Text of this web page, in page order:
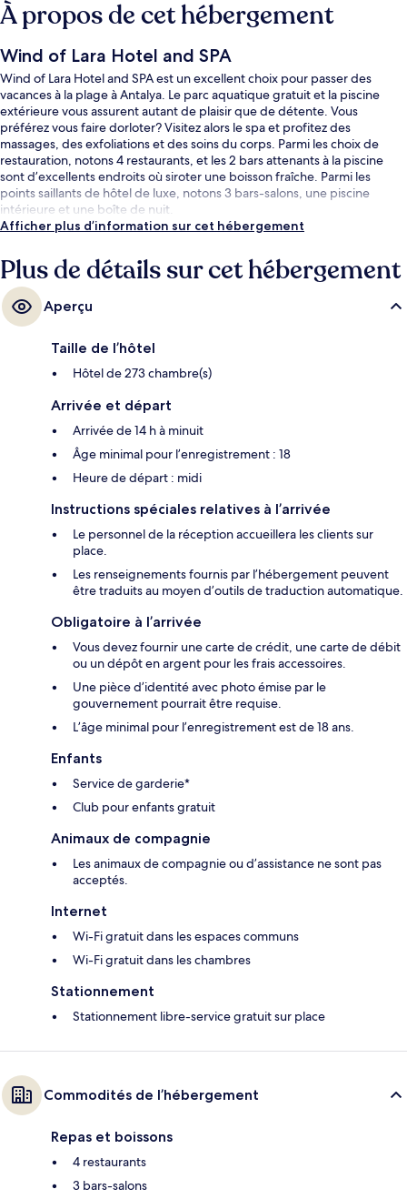
À propos de cet hébergement
Wind of Lara Hotel and SPA
Wind of Lara Hotel and SPA est un excellent choix pour passer des
vacances à la plage à Antalya. Le parc aquatique gratuit et la piscine
extérieure vous assurent autant de plaisir que de détente. Vous
préférez vous faire dorloter? Visitez alors le spa et profitez des
massages, des exfoliations et des soins du corps. Parmi les choix de
restauration, notons 4 restaurants, et les 2 bars attenants à la piscine
sont d’excellents endroits où siroter une boisson fraîche. Parmi les
points saillants de hôtel de luxe, notons 3 bars-salons, une piscine
intérieure et une boîte de nuit.
Afficher plus d’information sur cet hébergement
Plus de détails sur cet hébergement
Aperçu
Taille de l’hôtel
Hôtel de 273 chambre(s)
Arrivée et départ
Arrivée de 14 h à minuit
Âge minimal pour l’enregistrement : 18
Heure de départ : midi
Instructions spéciales relatives à l’arrivée
Le personnel de la réception accueillera les clients sur
place.
Les renseignements fournis par l’hébergement peuvent
être traduits au moyen d’outils de traduction automatique.
Obligatoire à l’arrivée
Vous devez fournir une carte de crédit, une carte de débit
ou un dépôt en argent pour les frais accessoires.
Une pièce d’identité avec photo émise par le
gouvernement pourrait être requise.
L’âge minimal pour l’enregistrement est de 18 ans.
Enfants
Service de garderie*
Club pour enfants gratuit
Animaux de compagnie
Les animaux de compagnie ou d’assistance ne sont pas
acceptés.
Internet
Wi-Fi gratuit dans les espaces communs
Wi-Fi gratuit dans les chambres
Stationnement
Stationnement libre-service gratuit sur place
Commodités de l’hébergement
Repas et boissons
4 restaurants
3 bars-salons